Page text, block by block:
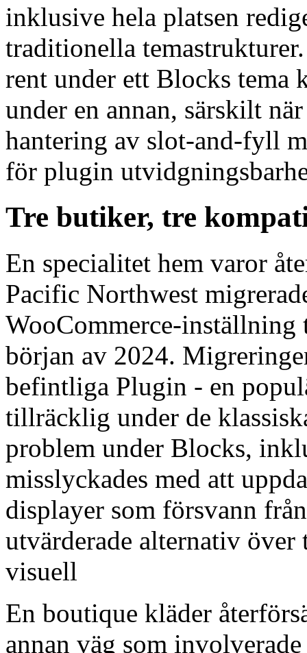
inklusive hela platsen
traditionella
rent under ett Blocks tema
under en annan, särskilt
hantering av slot-and-fyll
för plugin
Tre butiker, tre
En specialitet hem varor
Pacific Northwest
WooCommerce-
början av 2024.
befintliga Plugin - en
tillräcklig under de
problem under Blocks,
misslyckades med att
displayer som försvann
utvärderade alternativ
visuell
En boutique kläder
annan väg som